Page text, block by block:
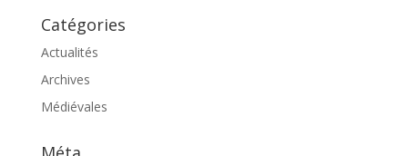
Catégories
Actualités
Archives
Médiévales